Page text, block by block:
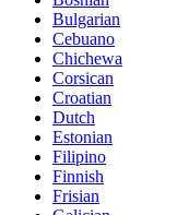
Bulgarian
Cebuano
Chichewa
Corsican
Croatian
Dutch
Estonian
Filipino
Finnish
Frisian